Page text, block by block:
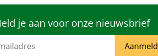
je aan voor onze nieuwsbrief